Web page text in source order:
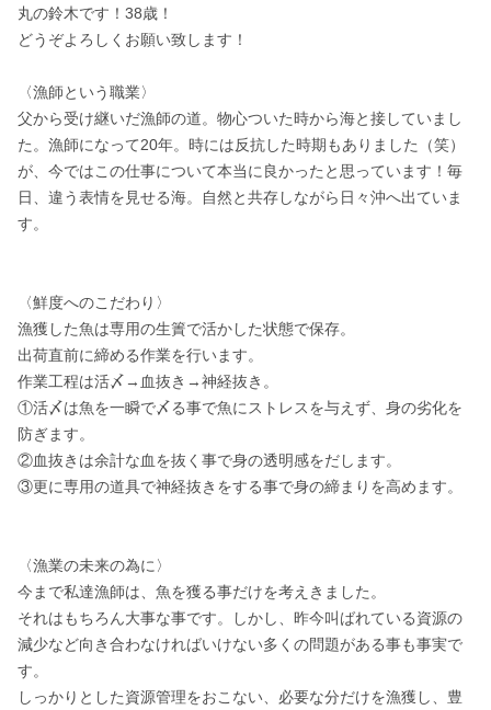
丸の鈴木です！38歳！
どうぞよろしくお願い致します！
〈漁師という職業〉
父から受け継いだ漁師の道。物心ついた時から海と接していまし
た。漁師になって20年。時には反抗した時期もありました（笑）
が、今ではこの仕事について本当に良かったと思っています！毎
日、違う表情を見せる海。自然と共存しながら日々沖へ出ていま
す。
〈鮮度へのこだわり〉
漁獲した魚は専用の生簀で活かした状態で保存。
出荷直前に締める作業を行います。
作業工程は活〆→血抜き→神経抜き。
①活〆は魚を一瞬で〆る事で魚にストレスを与えず、身の劣化を
防ぎます。
②血抜きは余計な血を抜く事で身の透明感をだします。
③更に専用の道具で神経抜きをする事で身の締まりを高めます。
〈漁業の未来の為に〉
今まで私達漁師は、魚を獲る事だけを考えきました。
それはもちろん大事な事です。しかし、昨今叫ばれている資源の
減少など向き合わなければいけない多くの問題がある事も事実で
す。
しっかりとした資源管理をおこない、必要な分だけを漁獲し、豊